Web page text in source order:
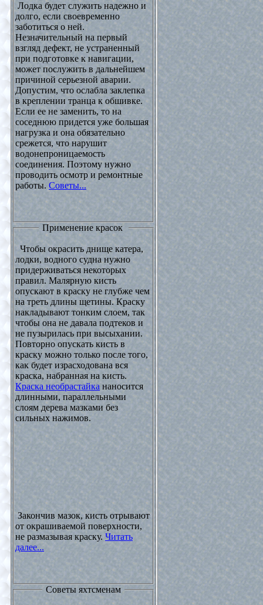
Лодка будет служить надежно и
долго, если своевременно
заботиться о ней.
Незначительный на первый
взгляд дефект, не устраненный
при подготовке к навигации,
может послужить в дальнейшем
причиной серьезной аварии.
Допустим, что ослабла заклепка
в креплении транца к обшивке.
Если ее не заменить, то на
соседнюю придется уже большая
нагрузка и она обязательно
срежется, что нарушит
водонепроницаемость
соединения. Поэтому нужно
проводить осмотр и ремонтные
работы. Советы...
Применение красок
лодки, водного судна нужно
придерживаться некоторых
правил. Малярную кисть
опускают в краску не глубже чем
на треть длины щетины. Краску
накладывают тонким слоем, так
чтобы она не давала подтеков и
не пузырилась при высыхании.
Повторно опускать кисть в
краску можно только после того,
как будет израсходована вся
краска, набранная на кисть.
Краска необрастайкананосится
длинными, параллельными
слоям дерева мазками без
сильных нажимов.
Закончив мазок, кисть отрывают
от окрашиваемой поверхности,
не размазывая краску. Читать
далее...
Советы яхтсменам